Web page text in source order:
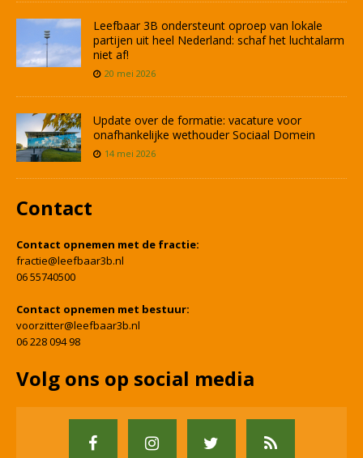
Leefbaar 3B ondersteunt oproep van lokale
partijen uit heel Nederland: schaf het luchtalarm
niet af!
20 mei 2026
Update over de formatie: vacature voor
onafhankelijke wethouder Sociaal Domein
14 mei 2026
Contact
Contact opnemen met de fractie:
fractie@leefbaar3b.nl
06 55740500
Contact opnemen met bestuur:
voorzitter@leefbaar3b.nl
06 228 094 98
Volg ons op social media